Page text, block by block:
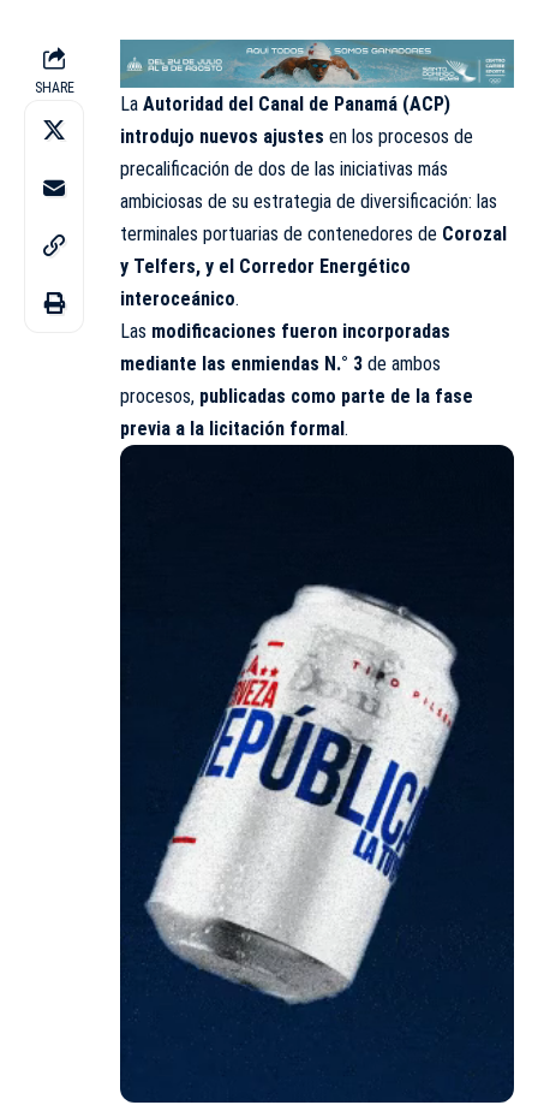
SHARE
La Autoridad del Canal de Panamá (ACP)
introdujo nuevos ajustes en los procesos de
precalificación de dos de las iniciativas más
ambiciosas de su estrategia de diversificación: las
terminales portuarias de contenedores de Corozal
y Telfers, y el Corredor Energético
interoceánico.
Las modificaciones fueron incorporadas
mediante las enmiendas N.° 3 de ambos
procesos, publicadas como parte de la fase
previa a la licitación formal .